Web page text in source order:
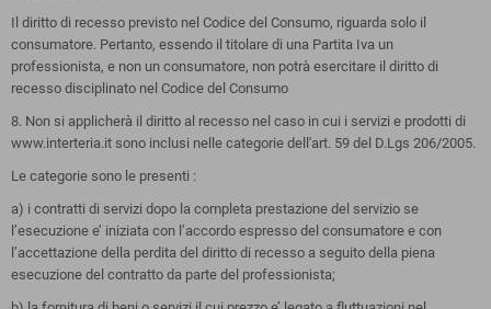
Il diritto di recesso previsto nel Codice del Consumo, riguarda solo il
consumatore. Pertanto, essendo il titolare di una Partita Iva un
professionista, e non un consumatore, non potrà esercitare il diritto di
recesso disciplinato nel Codice del Consumo
8. Non si applicherà il diritto al recesso nel caso in cui i servizi e prodotti di
www.interteria.it sono inclusi nelle categorie dell'art. 59 del D.Lgs 206/2005.
Le categorie sono le presenti :
a) i contratti di servizi dopo la completa prestazione del servizio se
l’esecuzione e’ iniziata con l’accordo espresso del consumatore e con
l’accettazione della perdita del diritto di recesso a seguito della piena
esecuzione del contratto da parte del professionista;